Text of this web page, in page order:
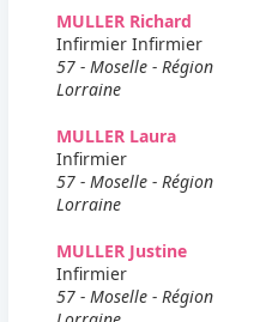
MULLER Richard
Infirmier Infirmier
57 - Moselle - Région
Lorraine
MULLER Laura
Infirmier
57 - Moselle - Région
Lorraine
MULLER Justine
Infirmier
57 - Moselle - Région